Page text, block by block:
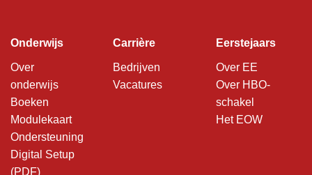
Onderwijs
Over
onderwijs
Boeken
Modulekaart
Ondersteuning
Digital Setup
(PDF)
Carrière
Bedrijven
Vacatures
Eerstejaars
Over EE
Over HBO-
schakel
Het EOW